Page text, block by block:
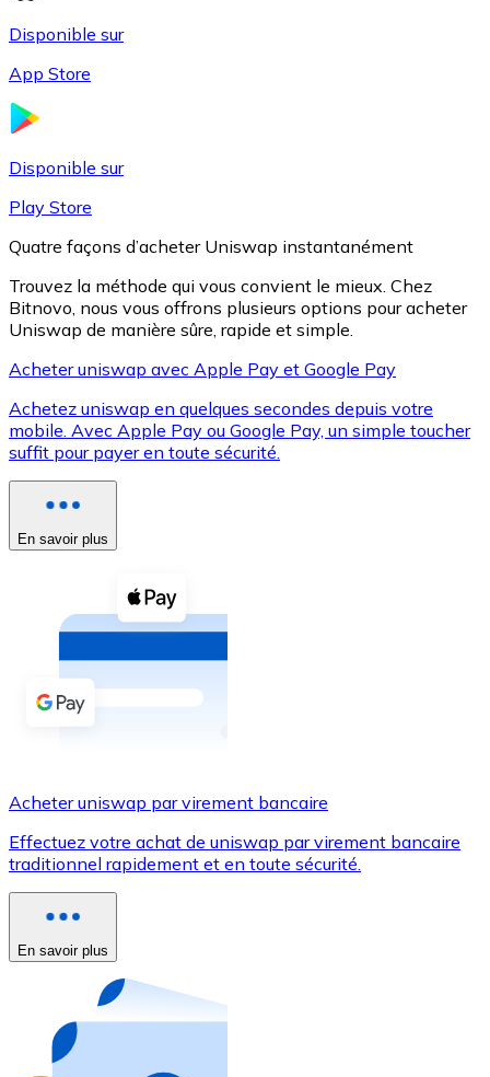
XRP
XRP
Voir toutes
Coupons crypto
Achetez des cryptomonnaies en espèces et d'autres
Acheter avec espèces
Virement SEPA
Utilisez les cartes Visa et Mastercard pour acheter
Acheter avec carte
Nouveau
Achetez des cartes-cadeaux de vos marques
Aller à la boutique de cartes-cadeaux
Disponible sur
App Store
Disponible sur
Play Store
Quatre façons d’acheter Uniswap instantanément
Trouvez la méthode qui vous convient le mieux. Chez
Bitnovo, nous vous offrons plusieurs options pour acheter
Uniswap de manière sûre, rapide et simple.
Acheter uniswap avec Apple Pay et Google Pay
Achetez uniswap en quelques secondes depuis votre
mobile. Avec Apple Pay ou Google Pay, un simple toucher
suffit pour payer en toute sécurité.
En savoir plus
Acheter uniswap par virement bancaire
Effectuez votre achat de uniswap par virement bancaire
traditionnel rapidement et en toute sécurité.
En savoir plus